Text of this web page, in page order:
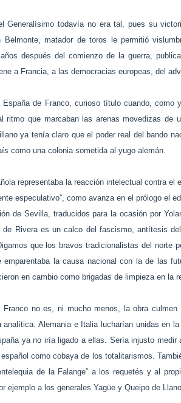
Generalísimo todavía no era tal, pues su
Belmonte, matador de toros le permitió
después del comienzo de la guerra,
a Francia, a las democracias europeas, del
de Franco, curioso título cuando, como
ritmo que marcaban las arenas movedizas
ya tenía claro que el poder real del bando
como una colonia sometida al yugo alemán.
representaba la reacción intelectual contra
especulativo”, como avanza en el prólogo el
de Sevilla, traducidos para la ocasión por
de Rivera es un calco del fascismo, antítesis
que los bravos tradicionalistas del norte
emparentaba la causa nacional con la de las
en cambio como brigadas de limpieza en la
Franco no es, ni mucho menos, la obra
analítica. Alemania e Italia lucharían unidas en
ya no iría ligado a ellas. Sería injusto
como cobaya de los totalitarismos.
de la Falange” a los requetés y al
ejemplo a los generales Yagüe y Queipo de